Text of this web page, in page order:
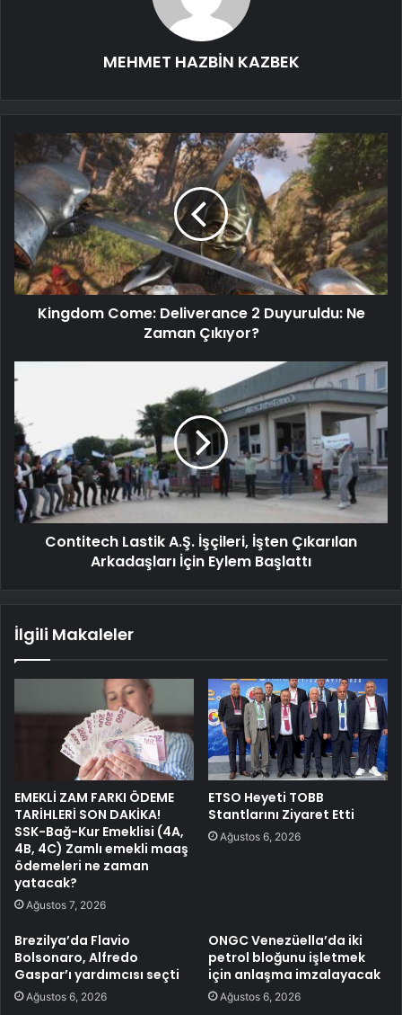
MEHMET HAZBİN KAZBEK
Kingdom Come: Deliverance 2 Duyuruldu: Ne
Zaman Çıkıyor?
Contitech Lastik A.Ş. İşçileri, İşten Çıkarılan
Arkadaşları İçin Eylem Başlattı
İlgili Makaleler
EMEKLİ ZAM FARKI ÖDEME
TARİHLERİ SON DAKİKA!
SSK-Bağ-Kur Emeklisi (4A,
4B, 4C) Zamlı emekli maaş
ödemeleri ne zaman
yatacak?
Ağustos 7, 2026
ETSO Heyeti TOBB
Stantlarını Ziyaret Etti
Ağustos 6, 2026
Brezilya’da Flavio
Bolsonaro, Alfredo
Gaspar’ı yardımcısı seçti
Ağustos 6, 2026
ONGC Venezüella’da iki
petrol bloğunu işletmek
için anlaşma imzalayacak
Ağustos 6, 2026